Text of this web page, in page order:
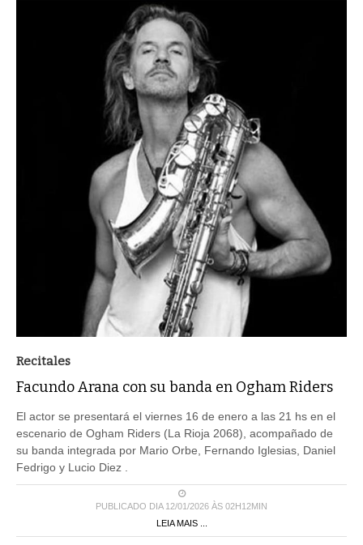
Recitales
Facundo Arana con su banda en Ogham Riders
El actor se presentará el viernes 16 de enero a las 21 hs en el
escenario de Ogham Riders (La Rioja 2068), acompañado de
su banda integrada por Mario Orbe, Fernando Iglesias, Daniel
Fedrigo y Lucio Diez .
PUBLICADO DIA 12/01/2026 ÀS 02H12MIN
LEIA MAIS ...